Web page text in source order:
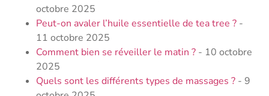
octobre 2025
Peut-on avaler l’huile essentielle de tea tree​ ? -
11 octobre 2025
Comment bien se réveiller le matin ? - 10 octobre
2025
Quels sont les différents types de massages ? - 9